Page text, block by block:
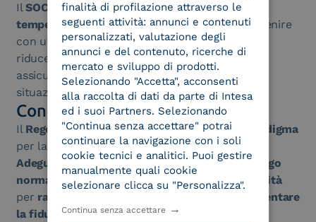
IlSOC diIntesa permette dirilevare
tempestivamente attacchi informaticie intervenire
con un
team specializzatopermitigare i rischi
riducendo al minimo i tempi di risposta e
assicurando la continuità operativa anche in
situazioni di emergenza.
Conclusione
Il Regolamento DORAsegna uncambio di paradigma
per la
sicurezza ICTnelsettore finanziario
Adeguarsinon significa solo rispettare unobbligo
normativo , ma rappresenta anche un’opportunità
per rafforzare la protezione dei sistemi
aumentare
la fiducia dei clienti.
finalità di profilazione attraverso le
seguenti attività: annunci e contenuti
personalizzati, valutazione degli
annunci e del contenuto, ricerche di
mercato e sviluppo di prodotti.
Selezionando "Accetta", acconsenti
alla raccolta di dati da parte di Intesa
ed i suoi Partners. Selezionando
"Continua senza accettare" potrai
continuare la navigazione con i soli
cookie tecnici e analitici. Puoi gestire
manualmente quali cookie
selezionare clicca su "Personalizza".
Continua senza accettare